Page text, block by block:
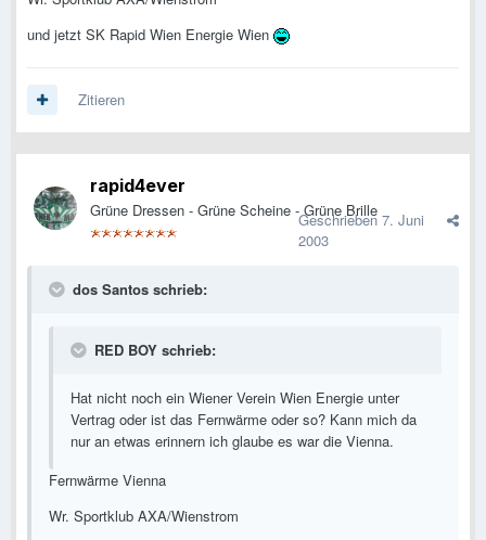
und jetzt SK Rapid Wien Energie Wien
Zitieren
rapid4ever
Grüne Dressen - Grüne Scheine - Grüne Brille
Geschrieben 7. Juni
2003
dos Santos schrieb:
RED BOY schrieb:
Hat nicht noch ein Wiener Verein Wien Energie unter
Vertrag oder ist das Fernwärme oder so? Kann mich da
nur an etwas erinnern ich glaube es war die Vienna.
Fernwärme Vienna
Wr. Sportklub AXA/Wienstrom